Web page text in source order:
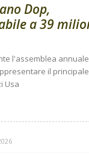
Dop,
a 39
l'assemblea
il
Usa